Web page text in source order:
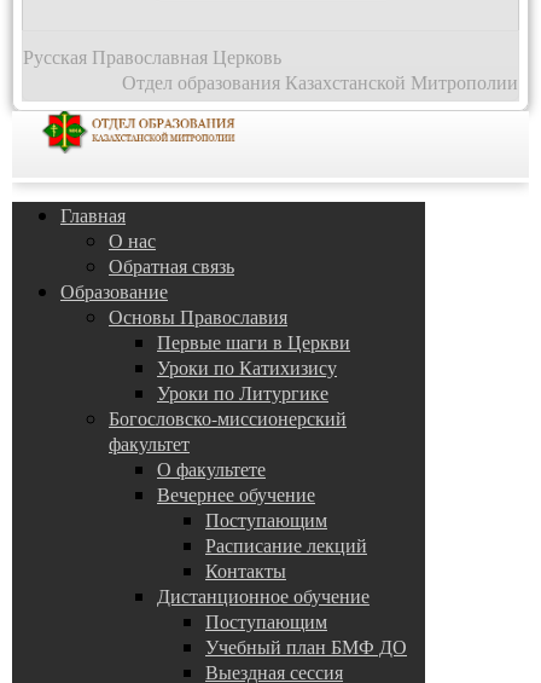
Русская Православная Церковь
Отдел образования Казахстанской Митрополии
Главная
О нас
Обратная связь
Образование
Основы Православия
Первые шаги в Церкви
Уроки по Катихизису
Уроки по Литургике
Богословско-миссионерский
факультет
О факультете
Вечернее обучение
Поступающим
Расписание лекций
Контакты
Дистанционное обучение
Поступающим
Учебный план БМФ ДО
Выездная сессия